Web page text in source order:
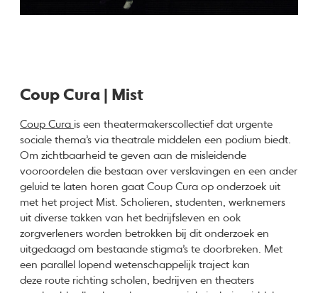
Coup Cura | Mist
Coup Cura is een theatermakerscollectief dat urgente
sociale thema’s via theatrale middelen een podium biedt.
Om zichtbaarheid te geven aan de misleidende
vooroordelen die bestaan over verslavingen en een ander
geluid te laten horen gaat Coup Cura op onderzoek uit
met het project Mist. Scholieren, studenten, werknemers
uit diverse takken van het bedrijfsleven en ook
zorgverleners worden betrokken bij dit onderzoek en
uitgedaagd om bestaande stigma’s te doorbreken. Met
een parallel lopend wetenschappelijk traject kan
deze route richting scholen, bedrijven en theaters